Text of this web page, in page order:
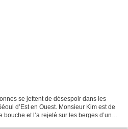
se jettent de désespoir dans les
d’Est en Ouest. Monsieur Kim est de
et l’a rejeté sur les berges d’un